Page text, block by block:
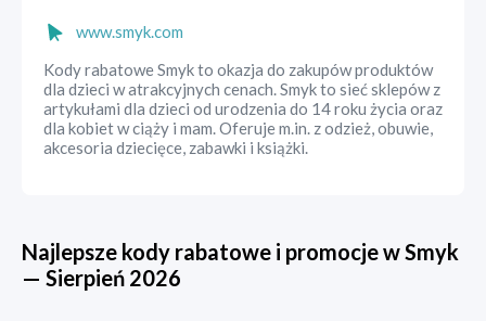
www.smyk.com
Kody rabatowe Smyk to okazja do zakupów produktów
dla dzieci w atrakcyjnych cenach. Smyk to sieć sklepów z
artykułami dla dzieci od urodzenia do 14 roku życia oraz
dla kobiet w ciąży i mam. Oferuje m.in. z odzież, obuwie,
akcesoria dziecięce, zabawki i książki.
Najlepsze kody rabatowe i promocje wSmyk
— Sierpień 2026